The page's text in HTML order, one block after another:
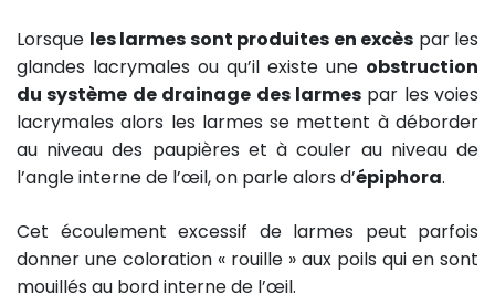
Lorsque les larmes sont produites en excès par les
glandes lacrymales ou qu’il existe une obstruction
du système de drainage des larmespar les voies
lacrymales alors les larmes se mettent à déborder
au niveau des paupières et à couler au niveau de
l’angle interne de l’œil, on parle alors d’épiphora.
Cet écoulement excessif de larmes peut parfois
donner une coloration « rouille » aux poils qui en sont
mouillés au bord interne de l’œil.